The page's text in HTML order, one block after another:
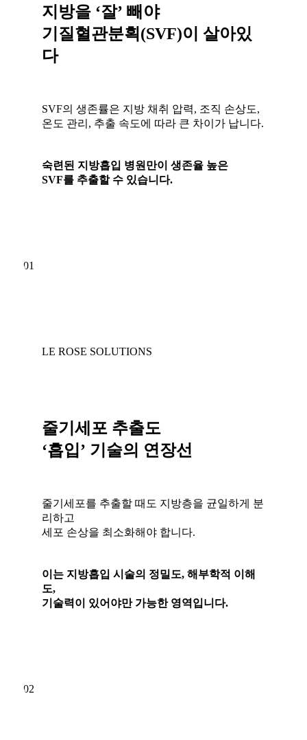
지방을 ‘잘’ 빼야
기질혈관분획(SVF)이 살아있
다
SVF의 생존률은 지방 채취 압력, 조직 손상도,
온도 관리, 추출 속도에 따라 큰 차이가 납니다.
숙련된 지방흡입 병원만이 생존율 높은
SVF를 추출할 수 있습니다.
01
LE ROSE SOLUTIONS
줄기세포 추출도
‘흡입’ 기술의 연장선
줄기세포를 추출할 때도 지방층을 균일하게 분
리하고
세포 손상을 최소화해야 합니다.
이는 지방흡입 시술의 정밀도, 해부학적 이해
도,
기술력이 있어야만 가능한 영역입니다.
02